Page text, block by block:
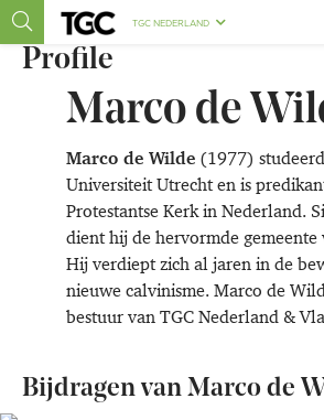
TGC NEDERLAND
Profile
Marco de
Marco de Wilde (1977)
Universiteit Utrecht en is
Protestantse Kerk in Nederland.
dient hij de hervormde gemeente
Hij verdiept zich al jaren in de
nieuwe calvinisme. Marco de
bestuur van TGC Nederland &
Bijdragen van Marco de